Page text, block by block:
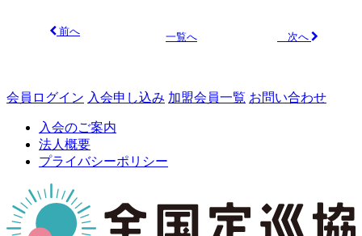
前へ
一覧へ 次へ
会員ログイン 入会申し込み 加盟会員一覧 お問い合わせ
入会のご案内
法人概要
プライバシーポリシー